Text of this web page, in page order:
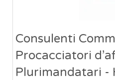
Consulenti
Procacciatori
Plurimandatari -